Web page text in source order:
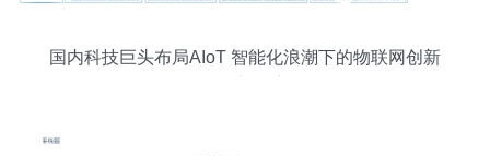
国内科技巨头布局AIoT 智能化浪潮下的物联网创新